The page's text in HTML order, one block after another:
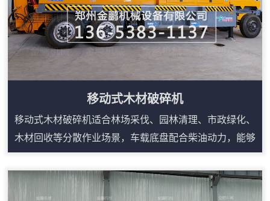
移动式木材破碎机
移动式木材破碎机适合林场采伐、园林清理、市政绿化、
木材回收等分散作业场景，车载底盘配合柴油动力，能够
减少固定生产线对场地和电源的依赖。设备可处理树枝、
树根、板皮、废旧家具、木托盘等多类木质物料，进料口
宽、咬料能力强，搭配输送装置可连续出料。液压翻转和